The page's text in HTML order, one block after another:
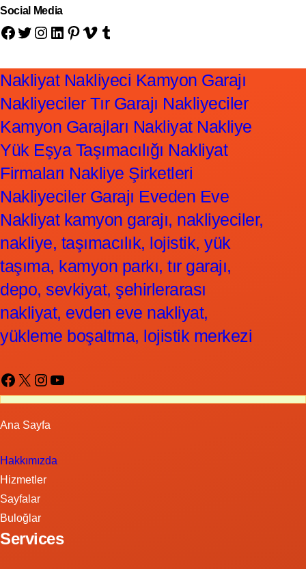
Social Media
Facebook Twitter Instagram LinkedIn Pinterest Vimeo Tumblr
Nakliyat Nakliyeci Kamyon Garajı
Nakliyeciler Tır Garajı Nakliyeciler
Kamyon Garajları Nakliyat Nakliye
Yük Eşya Taşımacılığı Nakliyat
Firmaları Nakliye Şirketleri
Nakliyeciler Garajı Eveden Eve
Nakliyat kamyon garajı, nakliyeciler,
nakliye, taşımacılık, lojistik, yük
taşıma, kamyon parkı, tır garajı,
depo, sevkiyat, şehirlerarası
nakliyat, evden eve nakliyat,
yükleme boşaltma, lojistik merkezi
Facebook X Instagram YouTube
Ana Sayfa
Hakkımızda
Hizmetler
Sayfalar
Buloğlar
Services